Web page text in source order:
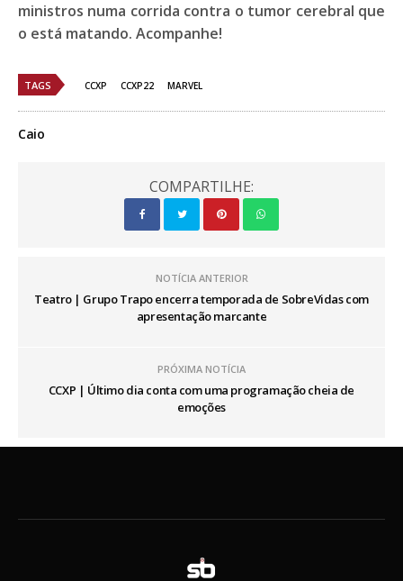
ministros numa corrida contra o tumor cerebral que
o está matando. Acompanhe!
TAGS CCXP CCXP22 MARVEL
Caio
COMPARTILHE:
NOTÍCIA ANTERIOR
Teatro | Grupo Trapo encerra temporada de SobreVidas com
apresentação marcante
PRÓXIMA NOTÍCIA
CCXP | Último dia conta com uma programação cheia de
emoções